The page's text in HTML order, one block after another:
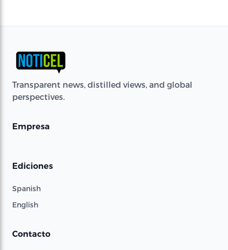
Transparent news, distilled views, and global
perspectives.
Empresa
Ediciones
Spanish
English
Contacto